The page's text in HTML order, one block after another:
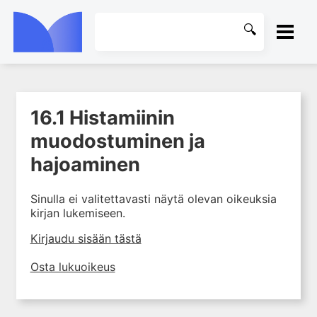
1. Johdanto farmakologiaan
2. Lääkkeiden kemia
3. Lääkekehitys
vaikutusmekanismit: reseptorit*
5. Farmakokinetiikka
6. Vierasainemetabolia
7. Lääkkeen annos, pitoisuus ja
vaste
8. Lääkemuodot ja antoreitit
16.1 Histamiinin
muodostuminen ja
hajoaminen
Sinulla ei valitettavasti näytä olevan oikeuksia
kirjan lukemiseen.
Kirjaudu sisään tästä
Osta lukuoikeus